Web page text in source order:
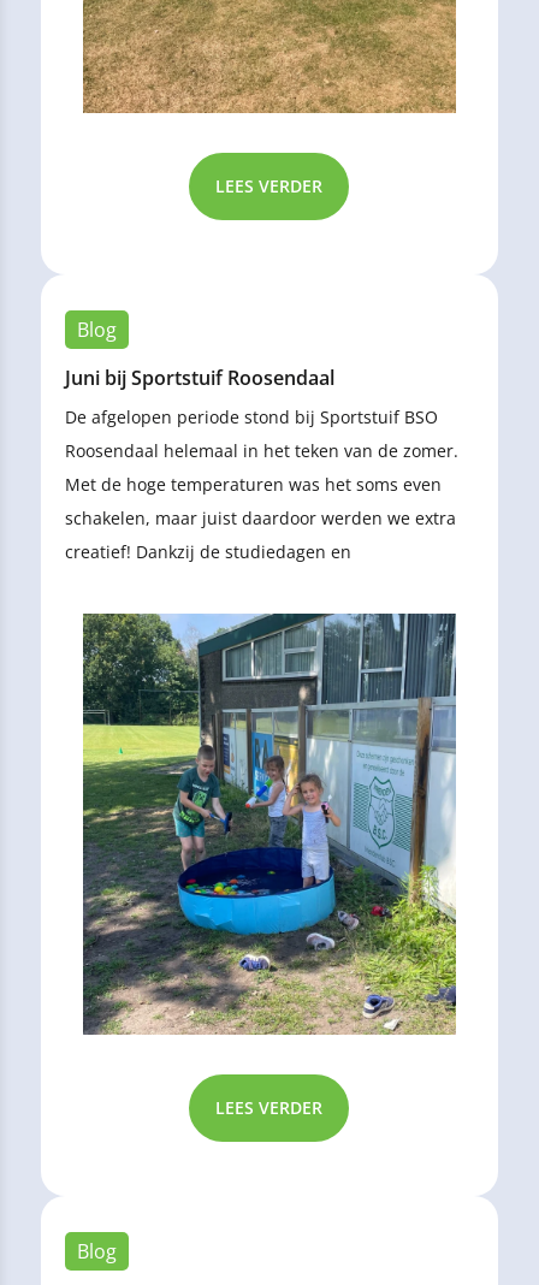
LEES VERDER
Blog
Juni bij Sportstuif Roosendaal
De afgelopen periode stond bij Sportstuif BSO
Roosendaal helemaal in het teken van de zomer.
Met de hoge temperaturen was het soms even
schakelen, maar juist daardoor werden we extra
creatief! Dankzij de studiedagen en
waardoor we volop de tijd hadden om er samen
een gezellige en afwisselende dag van te maken.
LEES VERDER
Blog